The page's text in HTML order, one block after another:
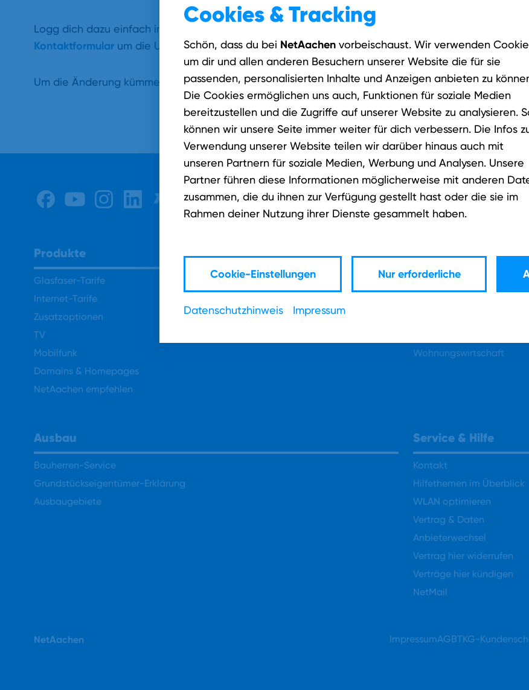
Cookies & Tracking
Schön, dass du bei NetAachen vorbeischaust. Wir verwenden
um dir und allen anderen Besuchern unserer Website die für sie
passenden, personalisierten Inhalte und Anzeigen anbieten zu
Die Cookies ermöglichen uns auch, Funktionen für soziale Medien
bereitzustellen und die Zugriffe auf unserer Website zu analysieren.
können wir unsere Seite immer weiter für dich verbessern. Die Infos
Verwendung unserer Website teilen wir darüber hinaus auch mit
unseren Partnern für soziale Medien, Werbung und Analysen. Unsere
Partner führen diese Informationen möglicherweise mit anderen
zusammen, die du ihnen zur Verfügung gestellt hast oder die sie im
Rahmen deiner Nutzung ihrer Dienste gesammelt haben.
Cookie-Einstellungen Nur erforderliche
Datenschutzhinweis Impressum
Logg dich dazu einfach in unser Kundenportal ein und klicke oben in der
Kontaktformular um die Unterlagen bequem einzureichen oder mobil zu fotografieren.
Um die Änderung kümmern wir uns dann.
Produkte
Glasfaser-Tarife
Internet-Tarife
Zusatzoptionen
TV
Mobilfunk
Domains & Homepages
NetAachen empfehlen
Unternehmen
Über NetAachen
Wohnungswirtschaft
Ausbau
Bauherren-Service
Grundstückseigentümer-Erklärung
Ausbaugebiete
Service & Hilfe
Kontakt
Hilfethemen im Überblick
WLAN optimieren
Vertrag & Daten
Anbieterwechsel
Vertrag hier widerrufen
Verträge hier kündigen
NetMail
NetAachen ImpressumAGBTKG-